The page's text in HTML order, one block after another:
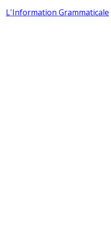
L'Information Grammaticale